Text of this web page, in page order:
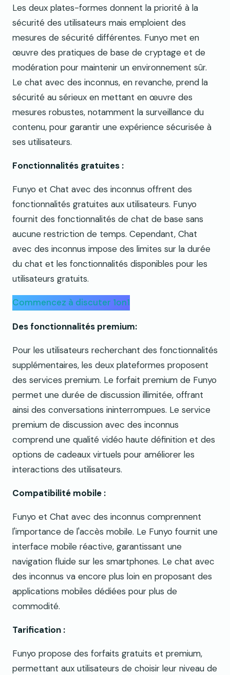
Les deux plates-formes donnent la priorité à la
sécurité des utilisateurs mais emploient des
mesures de sécurité différentes. Funyo met en
œuvre des pratiques de base de cryptage et de
modération pour maintenir un environnement sûr.
Le chat avec des inconnus, en revanche, prend la
sécurité au sérieux en mettant en œuvre des
mesures robustes, notamment la surveillance du
contenu, pour garantir une expérience sécurisée à
ses utilisateurs.
Fonctionnalités gratuites :
Funyo et Chat avec des inconnus offrent des
fonctionnalités gratuites aux utilisateurs. Funyo
fournit des fonctionnalités de chat de base sans
aucune restriction de temps. Cependant, Chat
avec des inconnus impose des limites sur la durée
du chat et les fonctionnalités disponibles pour les
utilisateurs gratuits.
Commencez à discuter 1on1
Des fonctionnalités premium:
Pour les utilisateurs recherchant des fonctionnalités
supplémentaires, les deux plateformes proposent
des services premium. Le forfait premium de Funyo
permet une durée de discussion illimitée, offrant
ainsi des conversations ininterrompues. Le service
premium de discussion avec des inconnus
comprend une qualité vidéo haute définition et des
options de cadeaux virtuels pour améliorer les
interactions des utilisateurs.
Compatibilité mobile :
Funyo et Chat avec des inconnus comprennent
l'importance de l'accès mobile. Le Funyo fournit une
interface mobile réactive, garantissant une
navigation fluide sur les smartphones. Le chat avec
des inconnus va encore plus loin en proposant des
applications mobiles dédiées pour plus de
commodité.
Tarification :
Funyo propose des forfaits gratuits et premium,
permettant aux utilisateurs de choisir leur niveau de